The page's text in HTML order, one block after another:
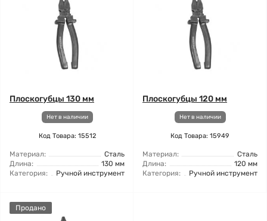
Плоскогубцы 130 мм
Нет в наличии
Код Товара: 15512
Материал:
Сталь
Длина:
130 мм
Категория:
Ручной инструмент
Плоскогубцы 120 мм
Нет в наличии
Код Товара: 15949
Материал:
Сталь
Длина:
120 мм
Категория:
Ручной инструмент
Продано